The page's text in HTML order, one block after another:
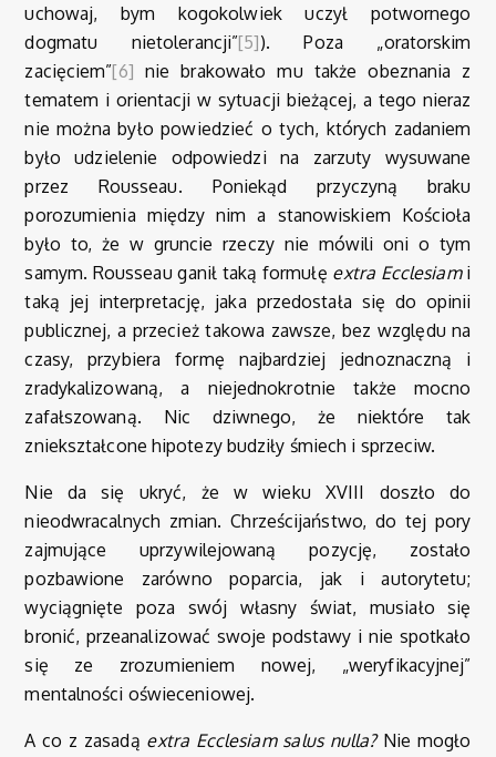
uchowaj, bym kogokolwiek uczył potwornego
dogmatu nietolerancji”[5]). Poza „oratorskim
zacięciem”[6] nie brakowało mu także obeznania z
tematem i orientacji w sytuacji bieżącej, a tego nieraz
nie można było powiedzieć o tych, których zadaniem
było udzielenie odpowiedzi na zarzuty wysuwane
przez Rousseau. Poniekąd przyczyną braku
porozumienia między nim a stanowiskiem Kościoła
było to, że w gruncie rzeczy nie mówili oni o tym
samym. Rousseau ganił taką formułę extra Ecclesiam i
taką jej interpretację, jaka przedostała się do opinii
publicznej, a przecież takowa zawsze, bez względu na
czasy, przybiera formę najbardziej jednoznaczną i
zradykalizowaną, a niejednokrotnie także mocno
zafałszowaną. Nic dziwnego, że niektóre tak
zniekształcone hipotezy budziły śmiech i sprzeciw.
Nie da się ukryć, że w wieku XVIII doszło do
nieodwracalnych zmian. Chrześcijaństwo, do tej pory
zajmujące uprzywilejowaną pozycję, zostało
pozbawione zarówno poparcia, jak i autorytetu;
wyciągnięte poza swój własny świat, musiało się
bronić, przeanalizować swoje podstawy i nie spotkało
się ze zrozumieniem nowej, „weryfikacyjnej”
mentalności oświeceniowej.
A co z zasadą extra Ecclesiam salus nulla?Nie mogło